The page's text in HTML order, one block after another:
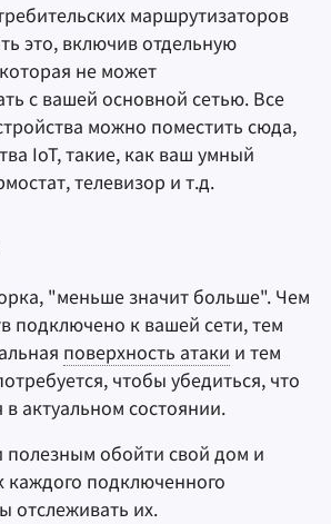
маршрутизаторов
это, включив отдельную
не может
с вашей основной сетью. Все
можно поместить сюда,
IoT, такие, как ваш умный
телевизор и т.д.
"меньше значит больше". Чем
подключено к вашей сети, тем
поверхность атаки и тем
чтобы убедиться, что
в актуальном состоянии.
обойти свой дом и
каждого подключенного
отслеживать их.